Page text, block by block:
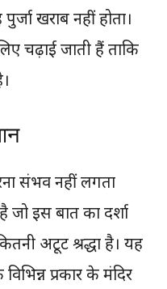
खराब नहीं होता।
चढ़ाई जाती हैं ताकि
संभव नहीं लगता
इस बात का दर्शा
अटूट श्रद्धा है। यह
प्रकार के मंदिर